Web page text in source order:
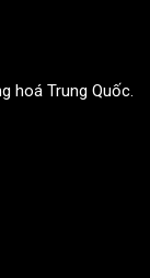
hoá Trung Quốc.